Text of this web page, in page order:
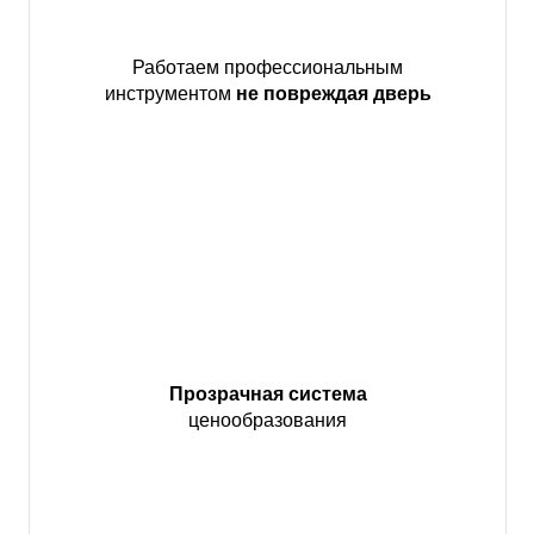
Работаем профессиональным
инструментом не повреждая дверь
Прозрачная система
ценообразования